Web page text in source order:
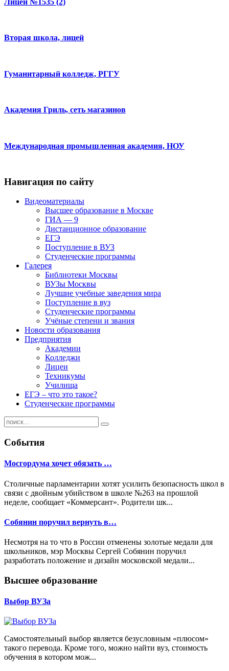
Вторая школа, лицей
Гуманитарный колледж, РГГУ
Академия Гриль, сеть магазинов
Международная промышленная академия, НОУ
Навигация по сайту
Видеоматериалы
Высшее образование в Москве
ГИА — 9
Дистанционное образование
ЕГЭ
Поступление в ВУЗ
Студенческие программы
Галерея
Библиотеки Москвы
ВУЗы Москвы
Лучшие учебные заведения мира
Поступление в вуз
Студенческие программы
Учёные степени и звания
Новости образования
Предприятия
Академии
Колледжи
Лицеи
Техникумы
Училища
ЕГЭ – что это такое?
Студенческие программы
События
Мосгордума хочет обязать …
Столичные парламентарии хотят усилить безопасность школ в
связи с двойным убийством в школе №263 на прошлой
неделе, сообщает «Коммерсант». Родители шк...
Собянин поручил вернуть в…
Несмотря на то что в России отменены золотые медали для
школьников, мэр Москвы Сергей Собянин поручил
разработать положение и дизайн московской медали...
Высшее образование
Выбор ВУЗа
Самостоятельный выбор является безусловным «плюсом»
такого перевода. Кроме того, можно найти вуз, стоимость
обучения в котором мож...